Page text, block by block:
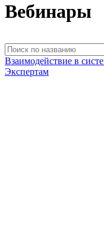
Вебинары
Взаимодействие в
Экспертам